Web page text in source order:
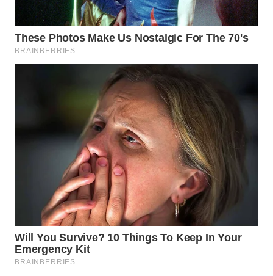
WAHANA
TANI
WAHANA
ADVOKAT
WAHANA
WAHANA
LISTRIK
WAHANA
TRAVEL